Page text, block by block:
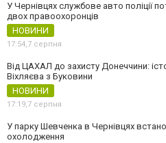
У Чернівцях службове авто поліції
двох правоохоронців
НОВИНИ
17:54,7 серпня
Від ЦАХАЛ до захисту Донеччини:
Віхляєва з Буковини
НОВИНИ
17:19,7 серпня
У парку Шевченка в Чернівцях
охолодження